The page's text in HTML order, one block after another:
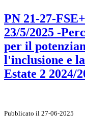
PN 21-27-
23/5/2025 -
per il
l'inclusione e
Estate 2 2024/
Pubblicato il 27-06-2025